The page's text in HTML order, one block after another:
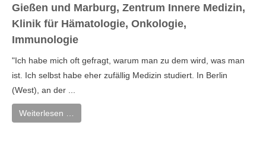
Gießen und Marburg, Zentrum Innere Medizin,
Klinik für Hämatologie, Onkologie,
Immunologie
"Ich habe mich oft gefragt, warum man zu dem wird, was man
ist. Ich selbst habe eher zufällig Medizin studiert. In Berlin
(West), an der ...
Weiterlesen …